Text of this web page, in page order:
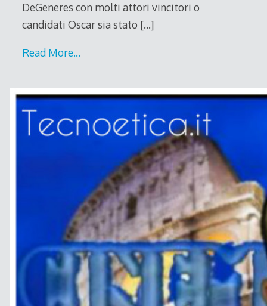
DeGeneres con molti attori vincitori o
candidati Oscar sia stato […]
Read More…